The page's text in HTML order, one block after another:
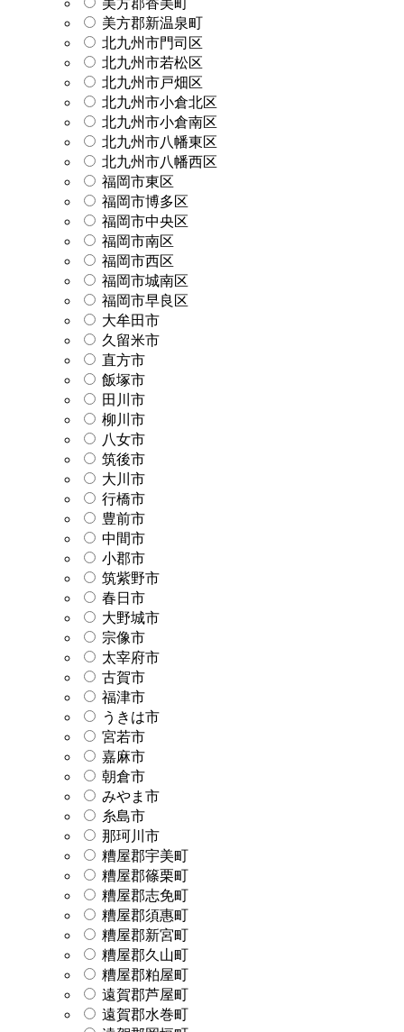
美方郡新温泉町
北九州市門司区
北九州市若松区
北九州市戸畑区
北九州市小倉北区
北九州市小倉南区
北九州市八幡東区
北九州市八幡西区
福岡市東区
福岡市博多区
福岡市中央区
福岡市南区
福岡市西区
福岡市城南区
福岡市早良区
大牟田市
久留米市
直方市
飯塚市
田川市
柳川市
八女市
筑後市
大川市
行橋市
豊前市
中間市
小郡市
筑紫野市
春日市
大野城市
宗像市
太宰府市
古賀市
福津市
うきは市
宮若市
嘉麻市
朝倉市
みやま市
糸島市
那珂川市
糟屋郡宇美町
糟屋郡篠栗町
糟屋郡志免町
糟屋郡須惠町
糟屋郡新宮町
糟屋郡久山町
糟屋郡粕屋町
遠賀郡芦屋町
遠賀郡水巻町